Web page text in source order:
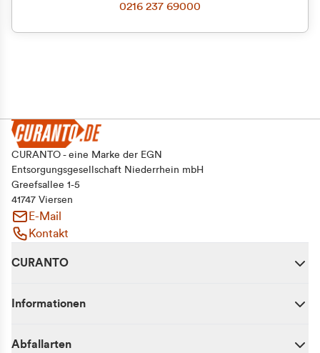
0216 237 69000
CURANTO - eine Marke der EGN
Entsorgungsgesellschaft Niederrhein mbH
Greefsallee 1-5
41747 Viersen
E-Mail
Kontakt
CURANTO
Informationen
Abfallarten